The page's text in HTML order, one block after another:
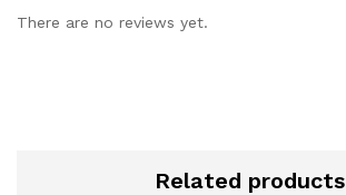
There are no reviews yet.
Related products